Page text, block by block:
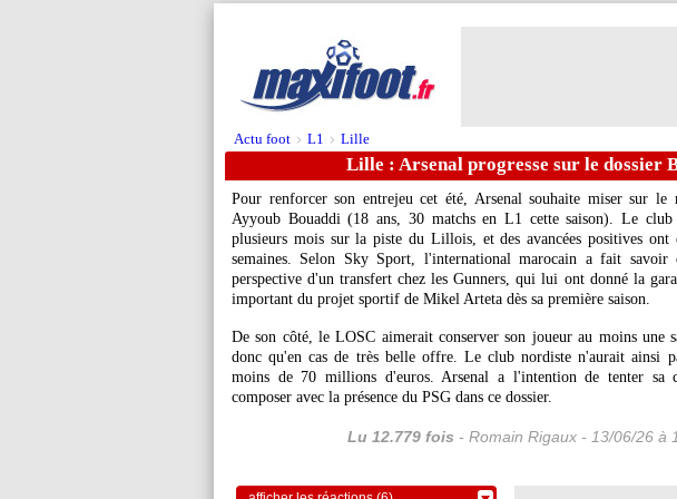
Actu foot > L1 > Lille
Lille : Arsenal progresse sur le dossier
Pour renforcer son entrejeu cet été, Arsenal souhaite miser sur
Ayyoub Bouaddi(18 ans, 30 matchs en L1 cette saison). Le club
plusieurs mois sur la piste du Lillois, et des avancées positives ont
semaines. Selon Sky Sport, l'international marocain a fait
perspective d'un transfert chez les Gunners, qui lui ont donné la
important du projet sportif de Mikel Arteta dès sa première saison.
De son côté, le LOSC aimerait conserver son joueur au moins une
donc qu'en cas de très belle offre. Le club nordiste n'aurait ainsi
moins de 70 millions d'euros. Arsenal a l'intention de tenter sa
composer avec la présence du PSG dans ce dossier.
Lu 12.779 fois - Romain Rigaux - 13/06/26 à